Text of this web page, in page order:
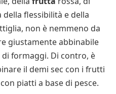
della flessibilità e della
non è nemmeno da
giustamente abbinabile
formaggi. Di contro, è
il demi sec con i frutti
piatti a base di pesce.